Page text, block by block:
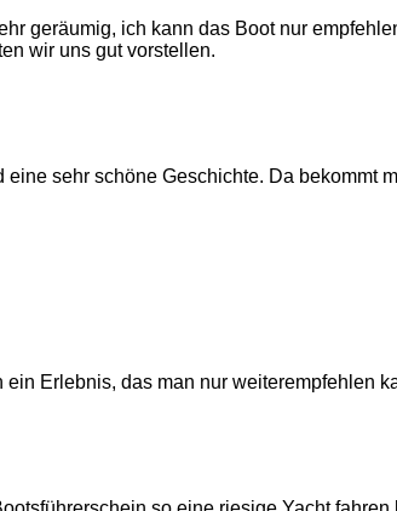
geräumig, ich kann das Boot nur
wir uns gut vorstellen.
sehr schöne Geschichte. Da bekommt
Erlebnis, das man nur weiterempfehlen